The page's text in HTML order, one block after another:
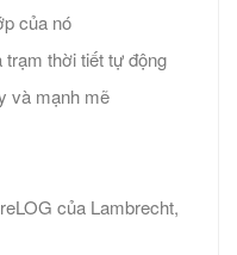
của nó
trạm thời tiết tự động
và mạnh mẽ
của Lambrecht,